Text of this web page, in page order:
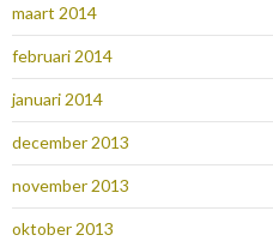
maart 2014
februari 2014
januari 2014
december 2013
november 2013
oktober 2013